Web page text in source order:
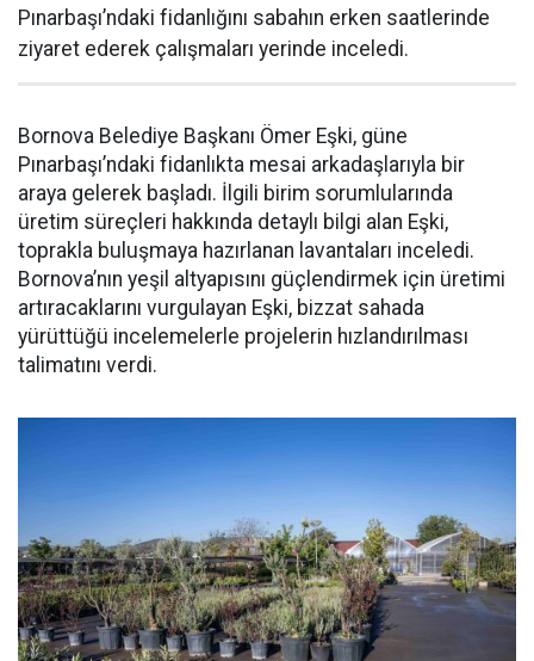
Pınarbaşı’ndaki fidanlığını sabahın erken saatlerinde
ziyaret ederek çalışmaları yerinde inceledi.
Bornova Belediye Başkanı Ömer Eşki, güne
Pınarbaşı’ndaki fidanlıkta mesai arkadaşlarıyla bir
araya gelerek başladı. İlgili birim sorumlularında
üretim süreçleri hakkında detaylı bilgi alan Eşki,
toprakla buluşmaya hazırlanan lavantaları inceledi.
Bornova’nın yeşil altyapısını güçlendirmek için üretimi
artıracaklarını vurgulayan Eşki, bizzat sahada
yürüttüğü incelemelerle projelerin hızlandırılması
talimatını verdi.